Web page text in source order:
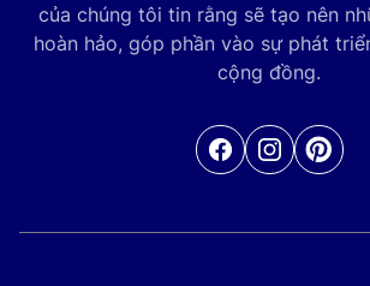
của chúng tôi tin rằng sẽ tạo nên
hoàn hảo, góp phần vào sự phát
cộng đồng.
Facebook